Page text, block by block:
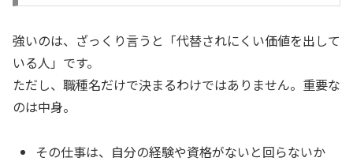
強いのは、ざっくり言うと「代替されにくい価値を出して
いる人」です。
ただし、職種名だけで決まるわけではありません。重要な
のは中身。
その仕事は、自分の経験や資格がないと回らないか